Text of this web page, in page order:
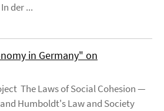
der ...
in Germany" on
The Laws of Social Cohesion —
Humboldt's Law and Society